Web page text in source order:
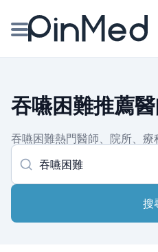
醫師專欄專訪
健康主題館
我是醫
吞嚥困難推薦
吞嚥困難熱門醫師、院所、
搜